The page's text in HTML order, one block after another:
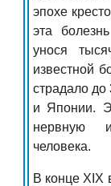
эпохе
эта
унося
известной
страдало
и Японии.
нервную и
человека.
В конце XIX